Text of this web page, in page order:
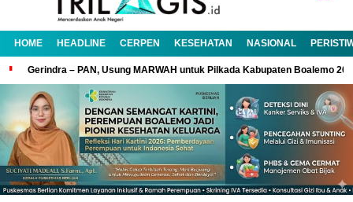
HOME HEADLINE CERPEN KESEHATAN NASIONAL
Gerindra – PAN, Usung MARWAH untuk Pilkada Kabupaten Boalemo